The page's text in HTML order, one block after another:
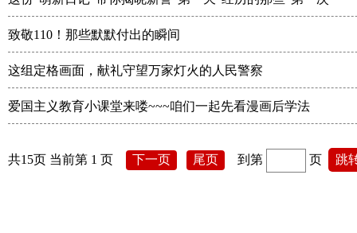
致敬110！那些默默付出的瞬间
这组定格画面，献礼守望万家灯火的人民警察
爱国主义教育小课堂来喽~~~咱们一起先看漫画后学法
共15页 当前第 1 页 下一页 尾页 到第 页 跳